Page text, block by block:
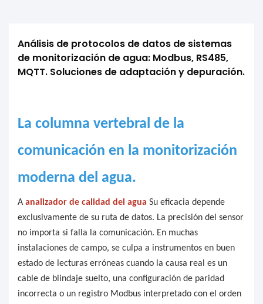
Análisis de protocolos de datos de sistemas
de monitorización de agua: Modbus, RS485,
MQTT. Soluciones de adaptación y depuración.
La columna vertebral de la
comunicación en la monitorización
moderna del agua.
A analizador de calidad del agua Su eficacia depende
exclusivamente de su ruta de datos. La precisión del sensor
no importa si falla la comunicación. En muchas
instalaciones de campo, se culpa a instrumentos en buen
estado de lecturas erróneas cuando la causa real es un
cable de blindaje suelto, una configuración de paridad
incorrecta o un registro Modbus interpretado con el orden